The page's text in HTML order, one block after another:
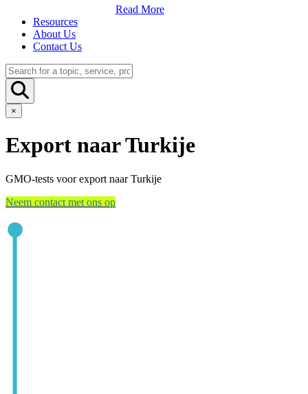
Read More
Resources
About Us
Contact Us
×
Export naar Turkije
GMO-tests voor export naar Turkije
Neem contact met ons op